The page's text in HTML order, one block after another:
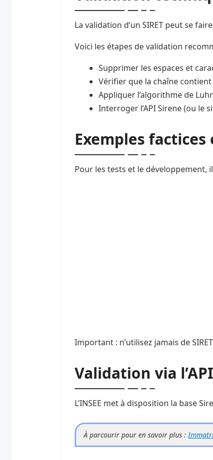
La validation d’un SIRET peut se
Voici les étapes de validation
Supprimer les espaces et
Vérifier que la chaîne
Appliquer l’algorithme de
Interroger l’API Sirene (ou le
Exemples
Pour les tests et le développement,
Important : n’utilisez jamais de
Validation via
L’INSEE met à disposition la base
À parcourir pour en savoir plus :